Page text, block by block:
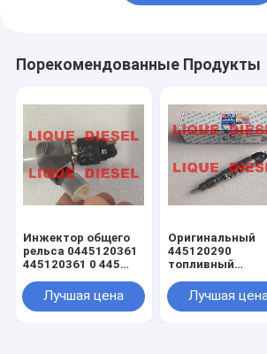
Порекомендованные Продукты
Инжектор общего
рельса 0445120361
445120361 0 445
Лучшая цена
Оригинальный
445120290
топливный
0445120290 0 445
120 290 L4700-
Лучшая